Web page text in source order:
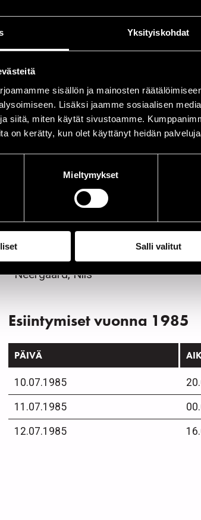
Yksityiskohdat
sisällön ja mainosten
Lisäksi jaamme sosiaalisen
siitä, miten käytät sivustoamme.
on kerätty, kun olet käyttänyt heidän
Mieltymykset
Salli valitut
Carlsson, Martin
Dorge, Pierre
Dyani, Johnny
Egerholm, Kenneth
Eriksson, Sören
Gevthem, Jesper
Gouirand, Doudou
Jarr, Ahmadu
Marre, Michel
Mazur, Marilyn
Neergaard, Nils
Esiintymiset vuonna 1985
PÄIVÄ
10.07.1985
11.07.1985
12.07.1985